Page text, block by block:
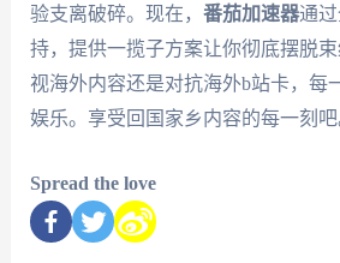
验支离破碎。现在， 番茄加速器通
持，提供一揽子方案让你彻底摆脱
视海外内容还是对抗海外b站卡，每
娱乐。享受回国家乡内容的每一刻吧
Spread the love